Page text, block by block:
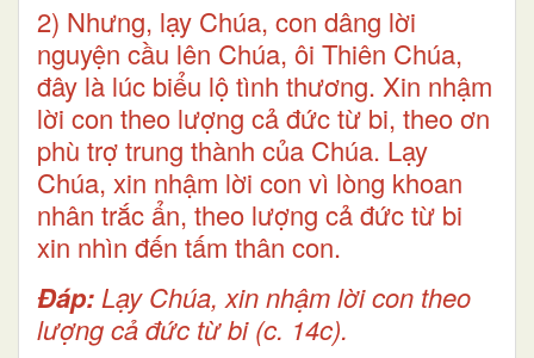
2) Nhưng, lạy Chúa, con dâng lời
nguyện cầu lên Chúa, ôi Thiên Chúa,
đây là lúc biểu lộ tình thương. Xin nhậm
lời con theo lượng cả đức từ bi, theo ơn
phù trợ trung thành của Chúa. Lạy
Chúa, xin nhậm lời con vì lòng khoan
nhân trắc ẩn, theo lượng cả đức từ bi
xin nhìn đến tấm thân con.
Ðáp: Lạy Chúa, xin nhậm lời con theo
lượng cả đức từ bi (c. 14c).